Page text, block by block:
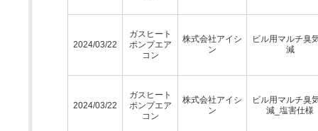
2024/03/22
ガスヒート
ポンプエア
コン
株式会社アイシ
ン
ビル用マルチ臭
減
2024/03/22
ガスヒート
ポンプエア
コン
株式会社アイシ
ン
ビル用マルチ臭
減_塩害仕様